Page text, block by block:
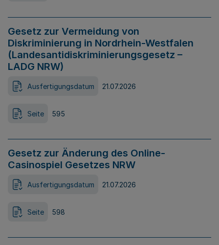
Gesetz zur Vermeidung von
Diskriminierung in Nordrhein-Westfalen
(Landesantidiskriminierungsgesetz –
LADG NRW)
Ausfertigungsdatum 21.07.2026
Seite 595
Gesetz zur Änderung des Online-
Casinospiel Gesetzes NRW
Ausfertigungsdatum 21.07.2026
Seite 598